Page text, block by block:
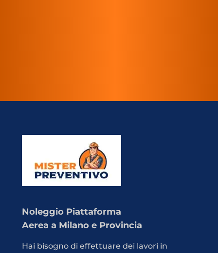
Noleggio Piattaforma
Aerea a Milano e Provincia
Hai bisogno di effettuare dei lavori in